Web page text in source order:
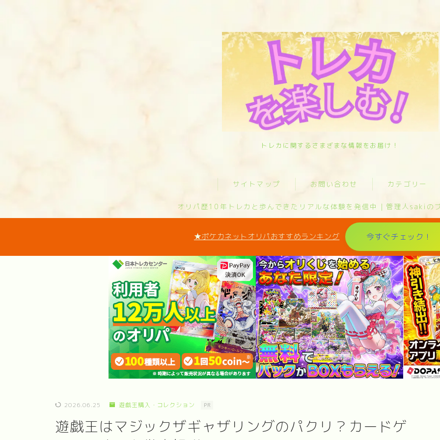
トレカに関するさまざまな情報をお届け！
サイトマップ お問い合わせ カテゴリー
オリパ歴10年トレカと歩んできたリアルな体験を発信中｜管理人sakiの
サイトマップ
お問い合わせ
オリパ歴10年トレカと歩んできたリアル
ール
★ポケカネットオリパおすすめランキング 今すぐチェック！
2026.06.25 遊戯王購入・コレクション PR
遊戯王はマジックザギャザリングのパクリ？カードゲ